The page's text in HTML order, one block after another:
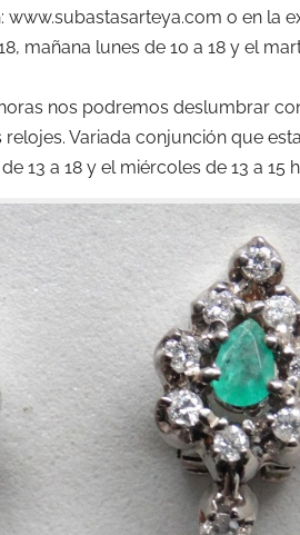
www.subastasarteya.com o en la
mañana lunes de 10 a 18 y el
nos podremos deslumbrar
Variada conjunción que
13 a 18 y el miércoles de 13 a 15